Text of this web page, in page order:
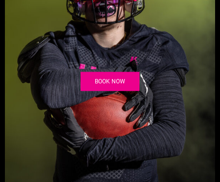
BOOK NOW